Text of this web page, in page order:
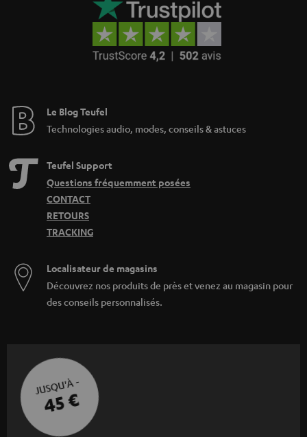
Le Blog Teufel
Technologies audio, modes, conseils & astuces
Teufel Support
Questions fréquemment posées
CONTACT
RETOURS
TRACKING
Localisateur de magasins
Découvrez nos produits de près et venez au magasin pour
des conseils personnalisés.
JUSQU'À -
45 €